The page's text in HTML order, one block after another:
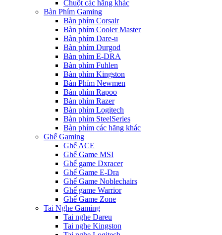
Chuột các hãng khác
Bàn Phím Gaming
Bàn phím Corsair
Bàn phím Cooler Master
Bàn phím Dare-u
Bàn phím Durgod
Bàn phím E-DRA
Bàn phím Fuhlen
Bàn phím Kingston
Bàn Phím Newmen
Bàn phím Rapoo
Bàn phím Razer
Bàn phím Logitech
Bàn phím SteelSeries
Bàn phím các hãng khác
Ghế Gaming
Ghế ACE
Ghế Game MSI
Ghế game Dxracer
Ghế Game E-Dra
Ghế Game Noblechairs
Ghế game Warrior
Ghế Game Zone
Tai Nghe Gaming
Tai nghe Dareu
Tai nghe Kingston